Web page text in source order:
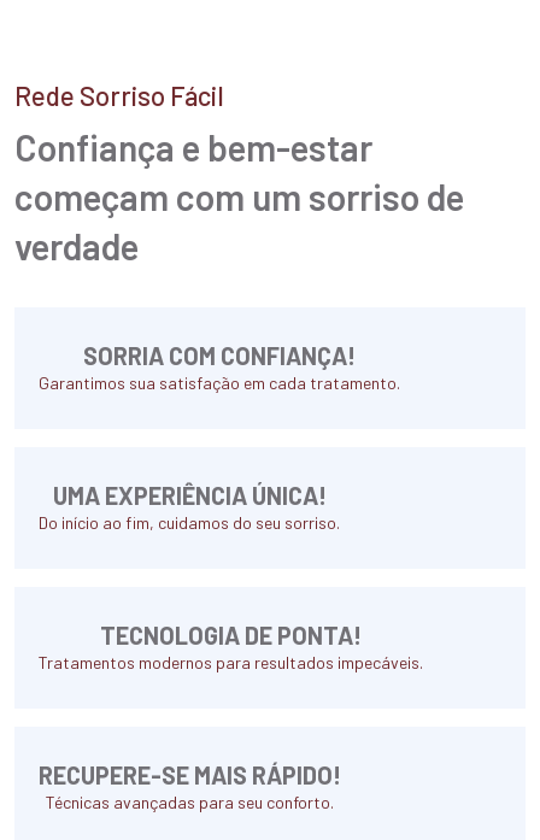
Rede Sorriso Fácil
Confiança e bem-estar
começam com um sorriso de
verdade
SORRIA COM CONFIANÇA!
Garantimos sua satisfação em cada tratamento.
UMA EXPERIÊNCIA ÚNICA!
Do início ao fim, cuidamos do seu sorriso.
TECNOLOGIA DE PONTA!
Tratamentos modernos para resultados impecáveis.
RECUPERE-SE MAIS RÁPIDO!
Técnicas avançadas para seu conforto.